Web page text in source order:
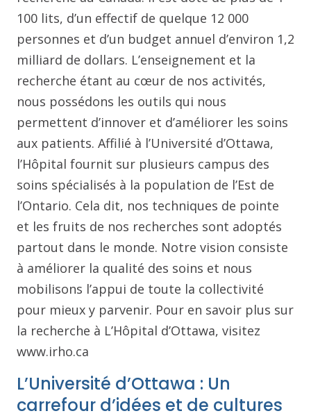
100 lits, d’un effectif de quelque 12 000
personnes et d’un budget annuel d’environ 1,2
milliard de dollars. L’enseignement et la
recherche étant au cœur de nos activités,
nous possédons les outils qui nous
permettent d’innover et d’améliorer les soins
aux patients. Affilié à l’Université d’Ottawa,
l’Hôpital fournit sur plusieurs campus des
soins spécialisés à la population de l’Est de
l’Ontario. Cela dit, nos techniques de pointe
et les fruits de nos recherches sont adoptés
partout dans le monde. Notre vision consiste
à améliorer la qualité des soins et nous
mobilisons l’appui de toute la collectivité
pour mieux y parvenir. Pour en savoir plus sur
la recherche à L’Hôpital d’Ottawa, visitez
www.irho.ca
L’Université d’Ottawa : Un
carrefour d’idées et de cultures